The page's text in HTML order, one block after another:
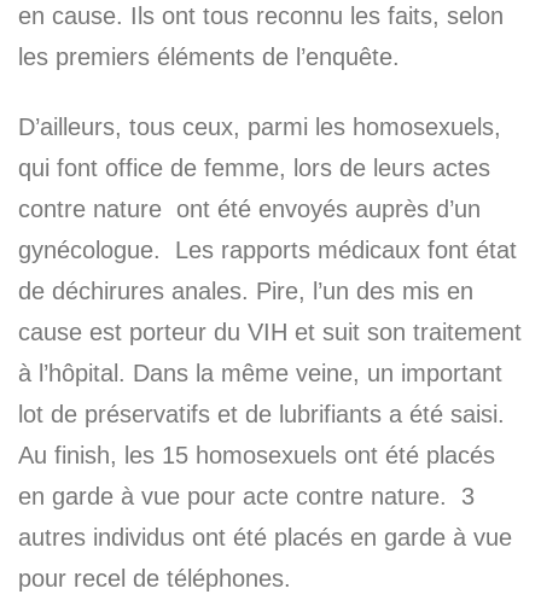
en cause. Ils ont tous reconnu les faits, selon
les premiers éléments de l’enquête.
D’ailleurs, tous ceux, parmi les homosexuels,
qui font office de femme, lors de leurs actes
contre nature ont été envoyés auprès d’un
gynécologue. Les rapports médicaux font état
de déchirures anales. Pire, l’un des mis en
cause est porteur du VIH et suit son traitement
à l’hôpital. Dans la même veine, un important
lot de préservatifs et de lubrifiants a été saisi.
Au finish, les 15 homosexuels ont été placés
en garde à vue pour acte contre nature. 3
autres individus ont été placés en garde à vue
pour recel de téléphones.